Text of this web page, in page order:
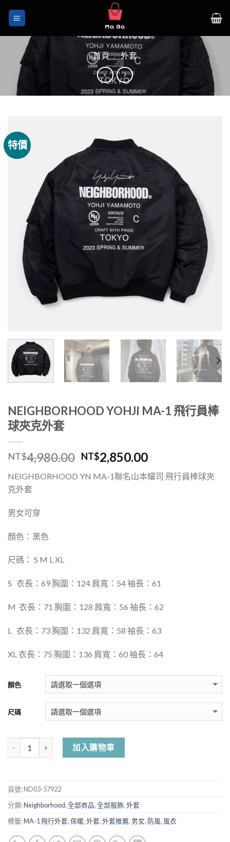
首頁 / 外套
特價
NEIGHBORHOOD YOHJI MA-1 飛行員棒
球夾克外套
NT$4,980.00 NT$2,850.00
NEIGHBORHOOD YN MA-1聯名山本耀司 飛行員棒球夾
克外套
男女可穿
顏色：黑色
尺碼： S M L XL
S 衣長：69 胸圍：124 肩寬：54 袖長：61
M 衣長：71 胸圍：128 肩寬：56 袖長：62
L 衣長：73 胸圍：132 肩寬：58 袖長：63
XL 衣長：75 胸圍：136 肩寬：60 袖長：64
顏色
尺碼
加入購物車
貨號:ND03-57922
分類:Neighborhood,全部商品,全部服飾,外套
標籤:MA-1 飛行外套,保暖,外套,外套推薦, 男女, 防風, 風衣